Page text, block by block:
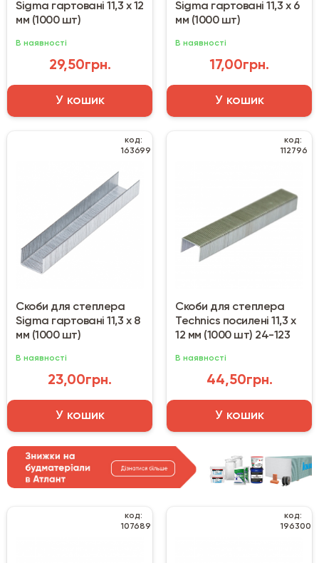
Sigma гартовані 11,3 х 12
мм (1000 шт)
В наявності
29,50грн.
У кошик
Sigma гартовані 11,3 х 6
мм (1000 шт)
В наявності
17,00грн.
У кошик
код:
163699
Скоби для степлера
Sigma гартовані 11,3 х 8
мм (1000 шт)
В наявності
23,00грн.
У кошик
код:
112796
Скоби для степлера
Technics посилені 11,3 х
12 мм (1000 шт) 24-123
В наявності
44,50грн.
У кошик
код:
107689
код:
196300